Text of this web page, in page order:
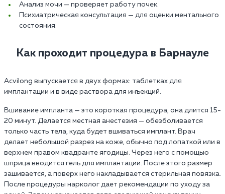
Анализ мочи — проверяет работу почек.
Психиатрическая консультация — для оценки ментального
состояния.
Как проходит процедура в Барнауле
Acvilong выпускается в двух формах: таблетках для
имплантации и в виде раствора для инъекций.
Вшивание импланта — это короткая процедура, она длится 15-
20 минут. Делается местная анестезия — обезболивается
только часть тела, куда будет вшиваться имплант. Врач
делает небольшой разрез на коже, обычно под лопаткой или в
верхнем правом квадранте ягодицы. Через него с помощью
шприца вводится гель для имплантации. После этого размер
зашивается, а поверх него накладывается стерильная повязка.
После процедуры нарколог дает рекомендации по уходу за